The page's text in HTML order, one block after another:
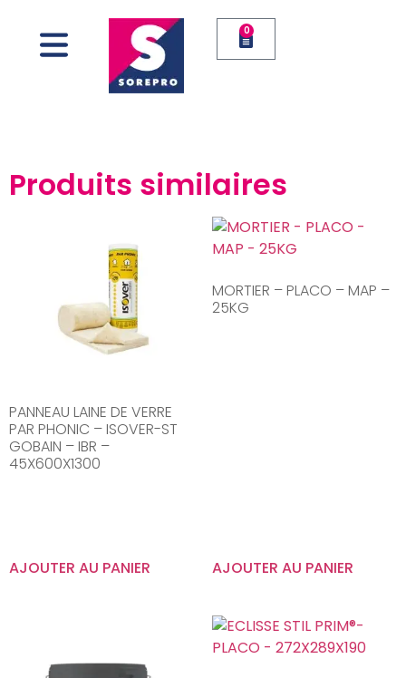
0
Produits similaires
PANNEAU LAINE DE VERRE
PAR PHONIC – ISOVER-ST
GOBAIN – IBR –
45X600X1300
AJOUTER AU PANIER
MORTIER – PLACO – MAP –
25KG
AJOUTER AU PANIER